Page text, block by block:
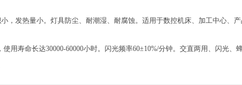
，发热量小。灯具防尘、耐潮湿、耐腐蚀。适用于数控机床、加工中心、
用寿命长达30000-60000小时。闪光频率60±10%/分钟。交直两用、闪光、蜂